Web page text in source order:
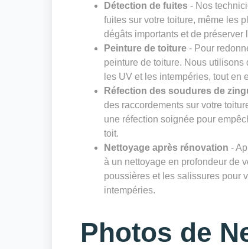
Détection de fuites - Nos
fuites sur votre toiture, même les
dégâts importants et de préserver
Peinture de toiture - Pour
peinture de toiture. Nous
les UV et les intempéries, tout en
Réfection des soudures de
des raccordements sur votre
une réfection soignée pour
toit.
Nettoyage après rénovation -
à un nettoyage en profondeur de
poussières et les salissures pour
intempéries.
Photos de